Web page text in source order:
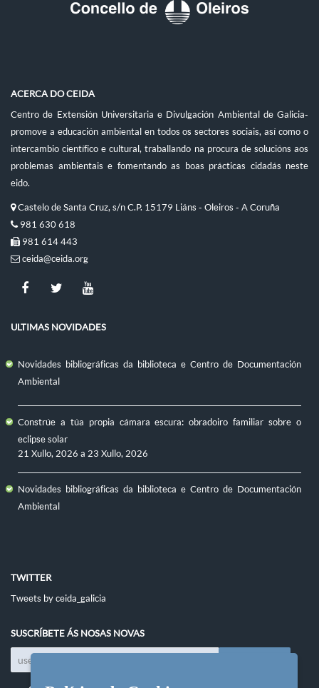
ACERCA DO CEIDA
Centro de Extensión Universitaria e Divulgación Ambiental de Galicia-
promove a educación ambiental en todos os sectores sociais, así como o
intercambio científico e cultural, traballando na procura de solucións aos
problemas ambientais e fomentando as boas prácticas cidadás neste
eido.
Castelo de Santa Cruz, s/n C.P. 15179 Liáns - Oleiros - A Coruña
981 630 618
981 614 443
ceida@ceida.org
ULTIMAS NOVIDADES
Novidades bibliográficas da biblioteca e Centro de Documentación
Ambiental
Constrúe a túa propia cámara escura: obradoiro familiar sobre o
eclipse solar
21 Xullo, 2026 a 23 Xullo, 2026
Novidades bibliográficas da biblioteca e Centro de Documentación
Ambiental
TWITTER
Tweets by ceida_galicia
SUSCRÍBETE ÁS NOSAS NOVAS